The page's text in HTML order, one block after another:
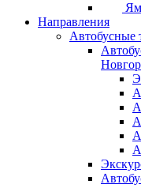
Направления
Автобусные